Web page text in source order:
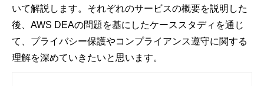
いて解説します。それぞれのサービスの概要を説明した
後、AWS DEAの問題を基にしたケーススタディを通じ
て、プライバシー保護やコンプライアンス遵守に関する
理解を深めていきたいと思います。